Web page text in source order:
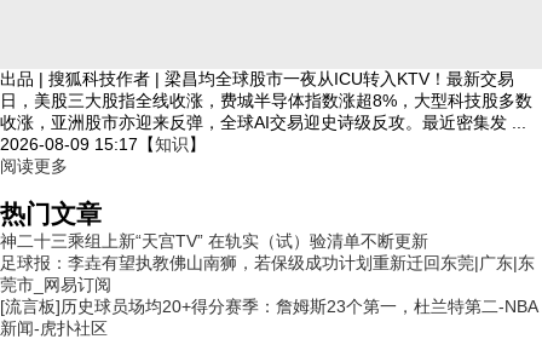
出品 | 搜狐科技作者 | 梁昌均全球股市一夜从ICU转入KTV！最新交易
日，美股三大股指全线收涨，费城半导体指数涨超8%，大型科技股多数
收涨，亚洲股市亦迎来反弹，全球AI交易迎史诗级反攻。最近密集发 ...
2026-08-09 15:17 【知识】
阅读更多
热门文章
神二十三乘组上新“天宫TV” 在轨实（试）验清单不断更新
足球报：李垚有望执教佛山南狮，若保级成功计划重新迁回东莞|广东|东
莞市_网易订阅
[流言板]历史球员场均20+得分赛季：詹姆斯23个第一，杜兰特第二-NBA
新闻-虎扑社区